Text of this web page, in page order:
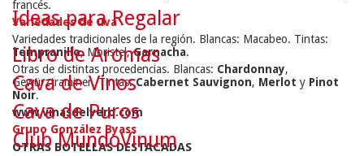
francés.
Variedades de uva
Variedades tradicionales de la región. Blancas: Macabeo. Tintas:
Tempranillo, Moristel, Garnacha.
Otras de distintas procedencias. Blancas: Chardonnay,
Gewürztraminer. Tintas: Cabernet Sauvignon, Merlot y Pinot
Noir.
www.vinasdelvero.com
Grupo González Byass
OTRAS BOTELLAS DESTACADAS
Ideas para Regalar
Libro de Aromas
Cava de Vinos
Cava de Puros
Club MundoVinum